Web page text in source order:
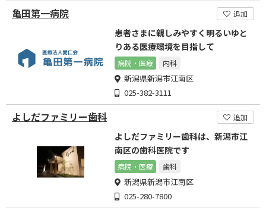
亀田第一病院 追加
患者さまに親しみやすく明るいゆと
りある医療環境を目指して
病院・医療 内科
新潟県新潟市江南区
025-382-3111
よしだファミリー歯科 追加
よしだファミリー歯科は、新潟市江
南区の歯科医院です
病院・医療 歯科
新潟県新潟市江南区
025-280-7800